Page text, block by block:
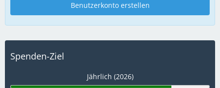
Benutzerkonto erstellen
Spenden-Ziel
Jährlich (2026)